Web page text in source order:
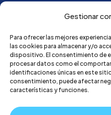
Gestionar
Para ofrecer las mejores
las cookies para almacenar y/o
dispositivo. El consentimiento de
procesar datos como el
identificaciones únicas en este
consentimiento, puede afectar
características y funciones.
Puedes ponerte en
hola@credi4me.com